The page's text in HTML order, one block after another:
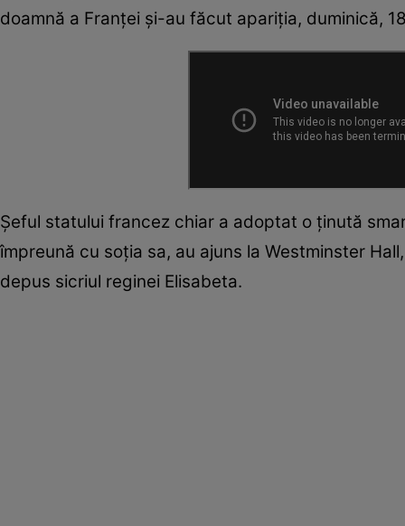
doamnă a Franței și-au făcut apariția, duminică,
Șeful statului francez chiar a adoptat o ținută
împreună cu soția sa, au ajuns la Westminster
depus sicriul reginei Elisabeta.